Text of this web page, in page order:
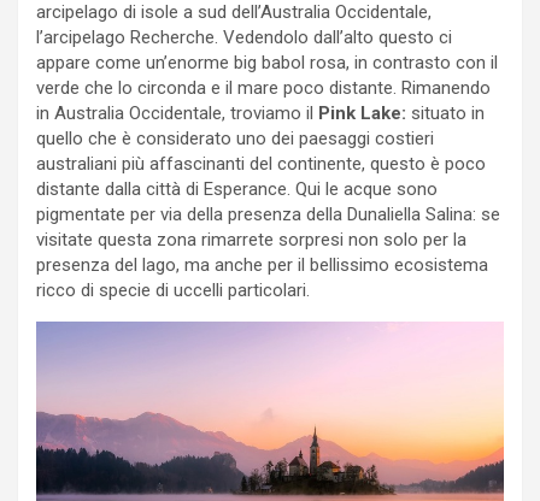
arcipelago di isole a sud dell’Australia Occidentale,
l’arcipelago Recherche. Vedendolo dall’alto questo ci
appare come un’enorme big babol rosa, in contrasto con il
verde che lo circonda e il mare poco distante. Rimanendo
in Australia Occidentale, troviamo il
Pink Lake: situato in
quello che è considerato uno dei paesaggi costieri
australiani più affascinanti del continente, questo è poco
distante dalla città di Esperance. Qui le acque sono
pigmentate per via della presenza della Dunaliella Salina: se
visitate questa zona rimarrete sorpresi non solo per la
presenza del lago, ma anche per il bellissimo ecosistema
ricco di specie di uccelli particolari.